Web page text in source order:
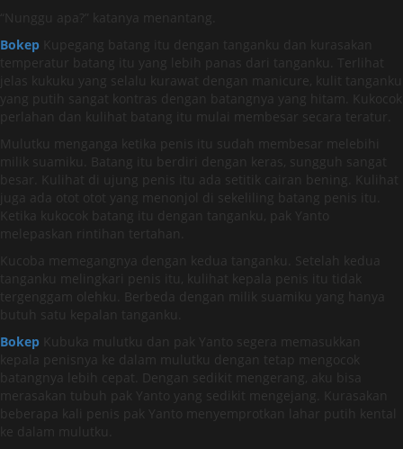
“Nunggu apa?” katanya menantang.
Bokep Kupegang batang itu dengan tanganku dan kurasakan
temperatur batang itu yang lebih panas dari tanganku. Terlihat
jelas kukuku yang selalu kurawat dengan manicure, kulit tanganku
yang putih sangat kontras dengan batangnya yang hitam. Kukocok
perlahan dan kulihat batang itu mulai membesar secara teratur.
Mulutku menganga ketika penis itu sudah membesar melebihi
milik suamiku. Batang itu berdiri dengan keras, sungguh sangat
besar. Kulihat di ujung penis itu ada setitik cairan bening. Kulihat
juga ada otot otot yang menonjol di sekeliling batang penis itu.
Ketika kukocok batang itu dengan tanganku, pak Yanto
melepaskan rintihan tertahan.
Kucoba memegangnya dengan kedua tanganku. Setelah kedua
tanganku melingkari penis itu, kulihat kepala penis itu tidak
tergenggam olehku. Berbeda dengan milik suamiku yang hanya
butuh satu kepalan tanganku.
Bokep Kubuka mulutku dan pak Yanto segera memasukkan
kepala penisnya ke dalam mulutku dengan tetap mengocok
batangnya lebih cepat. Dengan sedikit mengerang, aku bisa
merasakan tubuh pak Yanto yang sedikit mengejang. Kurasakan
beberapa kali penis pak Yanto menyemprotkan lahar putih kental
ke dalam mulutku.